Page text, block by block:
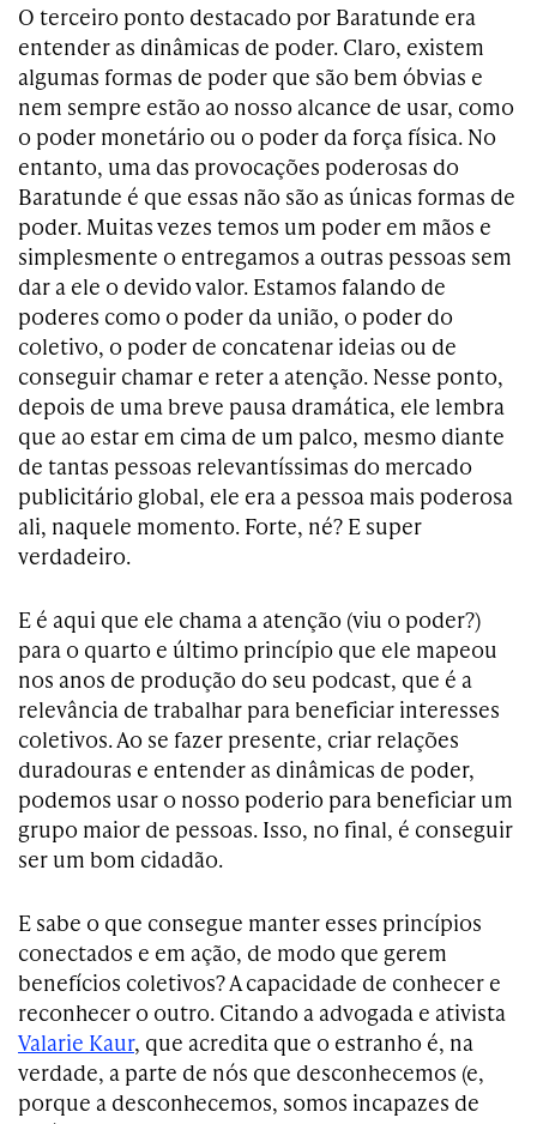
O terceiro ponto destacado por Baratunde era
entender as dinâmicas de poder. Claro, existem
algumas formas de poder que são bem óbvias e
nem sempre estão ao nosso alcance de usar, como
o poder monetário ou o poder da força física. No
entanto, uma das provocações poderosas do
Baratunde é que essas não são as únicas formas de
poder. Muitas vezes temos um poder em mãos e
simplesmente o entregamos a outras pessoas sem
dar a ele o devido valor. Estamos falando de
poderes como o poder da união, o poder do
coletivo, o poder de concatenar ideias ou de
conseguir chamar e reter a atenção. Nesse ponto,
depois de uma breve pausa dramática, ele lembra
que ao estar em cima de um palco, mesmo diante
de tantas pessoas relevantíssimas do mercado
publicitário global, ele era a pessoa mais poderosa
ali, naquele momento. Forte, né? E super
verdadeiro.
E é aqui que ele chama a atenção (viu o poder?)
para o quarto e último princípio que ele mapeou
nos anos de produção do seu podcast, que é a
relevância de trabalhar para beneficiar interesses
coletivos. Ao se fazer presente, criar relações
duradouras e entender as dinâmicas de poder,
podemos usar o nosso poderio para beneficiar um
grupo maior de pessoas. Isso, no final, é conseguir
ser um bom cidadão.
E sabe o que consegue manter esses princípios
conectados e em ação, de modo que gerem
benefícios coletivos? A capacidade de conhecer e
reconhecer o outro. Citando a advogada e ativista
Valarie Kaur, que acredita que o estranho é, na
verdade, a parte de nós que desconhecemos (e,
porque a desconhecemos, somos incapazes de